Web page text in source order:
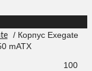
/ Корпус Exegate
mATX
100